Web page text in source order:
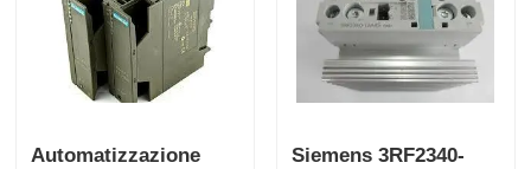
Hima Safety Plc
Automatizzazione
Siemens 3RF2340-